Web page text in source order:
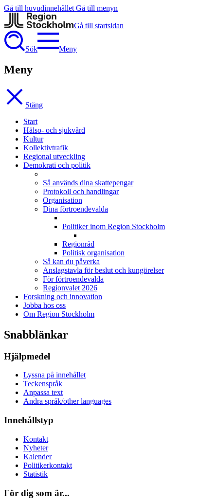
Gå till huvudinnehållet Gå till menyn
Gå till startsidan
Sök Meny
Meny
Stäng
Start
Hälso- och sjukvård
Kultur
Kollektivtrafik
Regional utveckling
Demokrati och politik
Så används dina skattepengar
Protokoll och handlingar
Organisation
Dina förtroendevalda
Politiker inom Region Stockholm
Regionråd
Politisk organisation
Så kan du påverka
Anslagstavla för beslut och kungörelser
För förtroendevalda
Regionvalet 2026
Forskning och innovation
Jobba hos oss
Om Region Stockholm
Snabblänkar
Hjälpmedel
Lyssna på innehållet
Teckenspråk
Anpassa text
Andra språk/other languages
Innehållstyp
Kontakt
Nyheter
Kalender
Politikerkontakt
Statistik
För dig som är...